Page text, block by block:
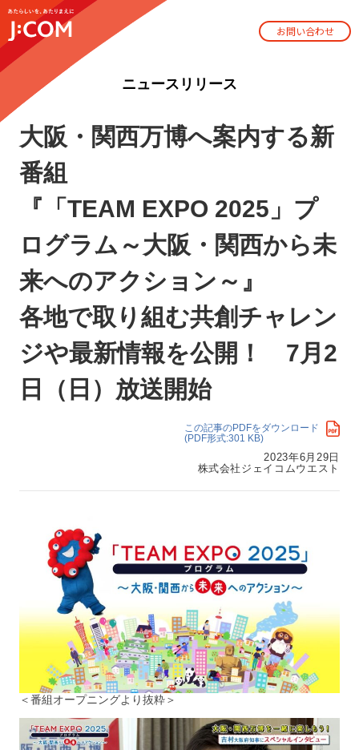
お問い合わせ
ニュースリリース
大阪・関西万博へ案内する新
番組
『「TEAM EXPO 2025」プ
ログラム～大阪・関西から未
来へのアクション～』
各地で取り組む共創チャレン
ジや最新情報を公開！ 7月2
日（日）放送開始
この記事のPDFをダウンロード
(PDF形式:301 KB)
2023年6月29日
株式会社ジェイコムウエスト
＜番組オープニングより抜粋＞